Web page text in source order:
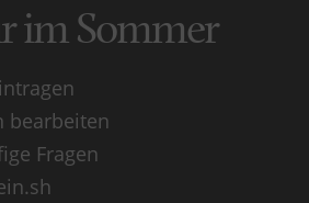
im Sommer
bearbeiten
Fragen